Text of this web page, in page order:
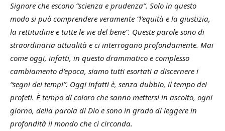
Signore che escono “scienza e prudenza”. Solo in questo
modo si può comprendere veramente “l’equità e la giustizia,
la rettitudine e tutte le vie del bene”. Queste parole sono di
straordinaria attualità e ci interrogano profondamente. Mai
come oggi, infatti, in questo drammatico e complesso
cambiamento d’epoca, siamo tutti esortati a discernere i
“segni dei tempi”. Oggi infatti è, senza dubbio, il tempo dei
profeti. È tempo di coloro che sanno mettersi in ascolto, ogni
giorno, della parola di Dio e sono in grado di leggere in
profondità il mondo che ci circonda.